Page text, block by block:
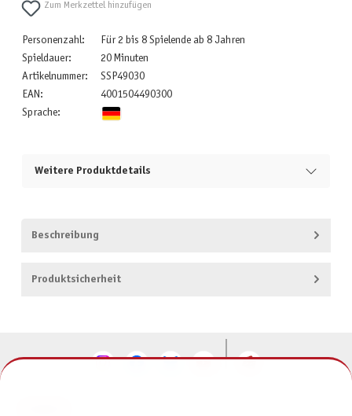
Zum Merkzettel hinzufügen
Personenzahl:
Für 2 bis 8 Spielende ab 8 Jahren
Spieldauer:
20 Minuten
Artikelnummer:
SSP49030
EAN:
4001504490300
Sprache:
Weitere Produktdetails
Beschreibung
Produktsicherheit